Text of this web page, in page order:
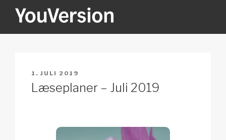
YOUVERSION
UDGIVET
DEN
1. JULI 2019
Læseplaner – Juli 2019